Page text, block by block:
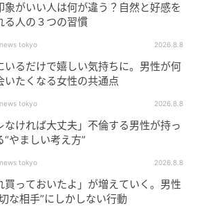
象がいい人は何が違う？自然と好感を
る人の３つの習慣
tokyo 2026.8.8
いるだけで嬉しい気持ちに。男性が何
いたくなる女性の共通点
tokyo 2026.8.8
なければ大丈夫」不倫する男性が持っ
“やましい考え方”
tokyo 2026.8.8
買っておいたよ」が増えていく。男性
な相手”にしかしない行動